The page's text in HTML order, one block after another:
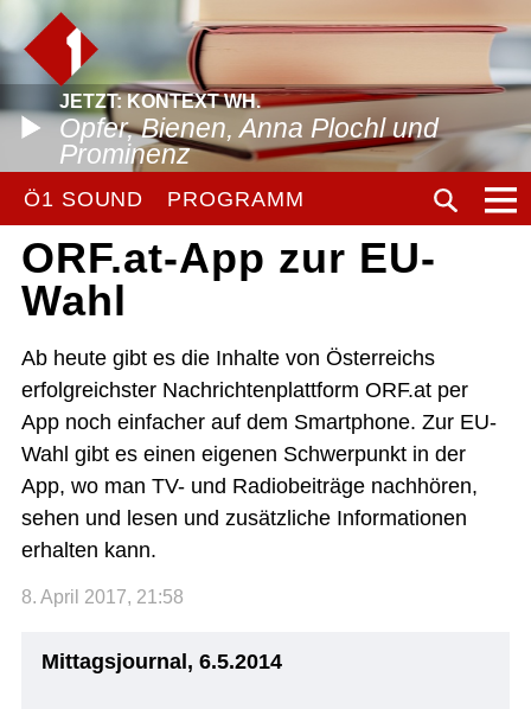
JETZT: KONTEXT WH.
Opfer, Bienen, Anna Plochl und
Prominenz
Ö1 SOUND PROGRAMM
ORF.at-App zur EU-
Wahl
Ab heute gibt es die Inhalte von Österreichs
erfolgreichster Nachrichtenplattform ORF.at per
App noch einfacher auf dem Smartphone. Zur EU-
Wahl gibt es einen eigenen Schwerpunkt in der
App, wo man TV- und Radiobeiträge nachhören,
sehen und lesen und zusätzliche Informationen
erhalten kann.
8. April 2017, 21:58
Mittagsjournal, 6.5.2014